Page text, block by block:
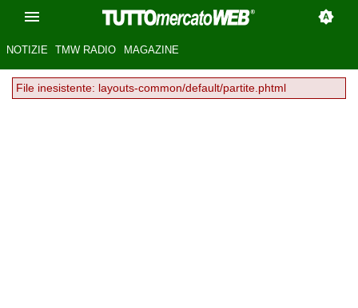
NOTIZIE TMW RADIO MAGAZINE
File inesistente: layouts-common/default/partite.phtml